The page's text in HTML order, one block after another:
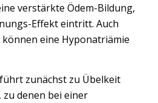
verstärkte Ödem-Bildung,
Effekt eintritt. Auch
eine Hyponatriämie
zunächst zu Übelkeit
denen bei einer